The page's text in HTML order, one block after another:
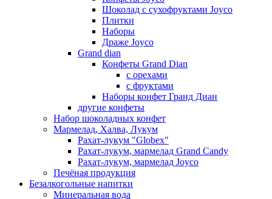
Шоколад с сухофруктами Joyco
Плитки
Наборы
Драже Joyco
Grand dian
Конфеты Grand Dian
с орехами
с фруктами
Наборы конфет Гранд Диан
другие конфеты
Набор шоколадных конфет
Мармелад, Халва, Лукум
Рахат-лукум "Globex"
Рахат-лукум, мармелад Grand Candy
Рахат-лукум, мармелад Joyco
Печёная продукция
Безалкогольные напитки
Минеральная вода